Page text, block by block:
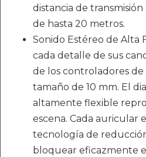
distancia de
de hasta 20 metros.
Sonido Estéreo de Alta
cada detalle de sus
de los controladores de
tamaño de 10 mm. El
altamente flexible
escena. Cada auricular
tecnología de
bloquear eficazmente